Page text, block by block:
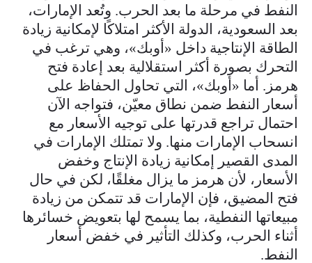
النفط في مرحلة ما بعد الحرب. وتُعد الإمارات،
بعد السعودية، الدولة الأكثر امتلاكًا لإمكانية زيادة
الطاقة الإنتاجية داخل «أوبك»، وهي ترغب في
التحرك بصورة أكثر استقلالية بعد إعادة فتح
هرمز. أما «أوبك»، التي تحاول الحفاظ على
أسعار النفط ضمن نطاق معيّن، فتواجه الآن
احتمال تراجع قدرتها على توجيه الأسعار مع
انسحاب الإمارات منها. ولا تمتلك الإمارات في
المدى القصير إمكانية زيادة الإنتاج وخفض
الأسعار، لأن هرمز ما يزال مغلقًا، لكن في حال
فتح المضيق، فإن الإمارات قد تتمكن من زيادة
مبيعاتها النفطية، بما يسمح لها بتعويض خسائرها
أثناء الحرب، وكذلك التأثير في خفض أسعار
النفط.